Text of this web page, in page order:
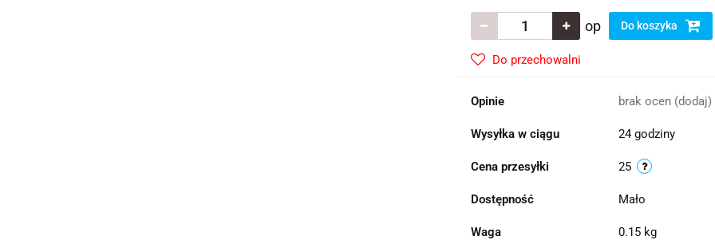
op Do koszyka
Do przechowalni
Opinie brak ocen (dodaj)
Wysyłka w ciągu 24 godziny
Cena przesyłki 25
Dostępność Mało
Waga 0.15 kg